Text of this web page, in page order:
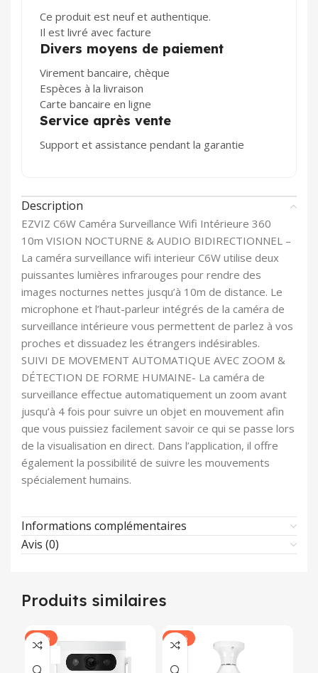
Ce produit est neuf et authentique.
Il est livré avec facture
Divers moyens de paiement
Virement bancaire, chèque
Espèces à la livraison
Carte bancaire en ligne
Service après vente
Support et assistance pendant la garantie
Description
EZVIZ C6W Caméra Surveillance Wifi Intérieure 360
10m VISION NOCTURNE & AUDIO BIDIRECTIONNEL –
La caméra surveillance wifi interieur C6W utilise deux
puissantes lumières infrarouges pour rendre des
images nocturnes nettes jusqu’à 10m de distance. Le
microphone et l’haut-parleur intégrés de la caméra de
surveillance intérieure vous permettent de parlez à vos
proches et dissuadez les étrangers indésirables.
SUIVI DE MOVEMENT AUTOMATIQUE AVEC ZOOM &
DÉTECTION DE FORME HUMAINE- La caméra de
surveillance effectue automatiquement un zoom avant
jusqu’à 4 fois pour suivre un objet en mouvement afin
que vous puissiez facilement savoir ce qui se passe lors
de la visualisation en direct. Dans l’application, il offre
également la possibilité de suivre les mouvements
spécialement humains.
Informations complémentaires
Avis (0)
Produits similaires
-25% -26%